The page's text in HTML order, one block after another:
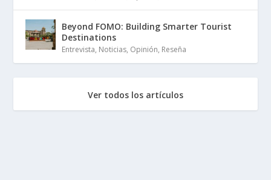
Beyond FOMO: Building Smarter Tourist
Destinations
Entrevista, Noticias, Opinión, Reseña
Ver todos los artículos